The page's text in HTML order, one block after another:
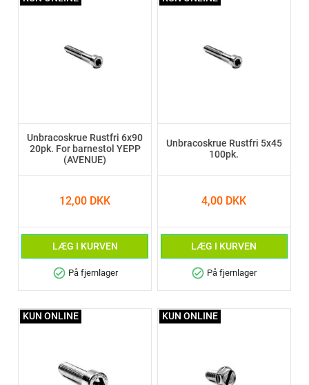
Unbracoskrue Rustfri 6x90
20pk. For barnestol YEPP
(AVENUE)
12,00 DKK
LÆG I KURVEN
check_circle På fjernlager
Unbracoskrue Rustfri 5x45
100pk.
4,00 DKK
LÆG I KURVEN
check_circle På fjernlager
KUN ONLINE KUN ONLINE